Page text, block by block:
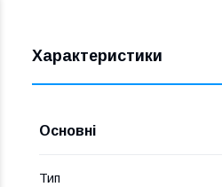
Характеристики
Основні
Тип